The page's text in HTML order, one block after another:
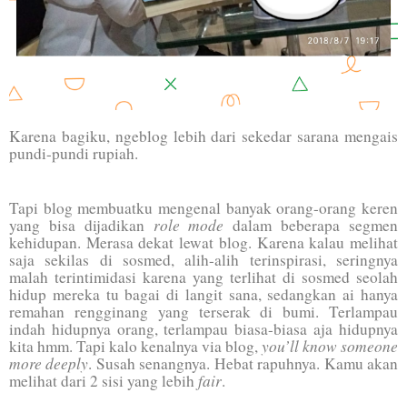
Karena bagiku, ngeblog lebih dari sekedar sarana mengais
pundi-pundi rupiah.
Tapi blog membuatku mengenal banyak orang-orang keren
yang bisa dijadikan role mode dalam beberapa segmen
kehidupan. Merasa dekat lewat blog. Karena kalau melihat
saja sekilas di sosmed, alih-alih terinspirasi, seringnya
malah terintimidasi karena yang terlihat di sosmed seolah
hidup mereka tu bagai di langit sana, sedangkan ai hanya
remahan rengginang yang terserak di bumi. Terlampau
indah hidupnya orang, terlampau biasa-biasa aja hidupnya
kita hmm. Tapi kalo kenalnya via blog,you’ll know someone
more deeply. Susah senangnya. Hebat rapuhnya. Kamu akan
melihat dari 2 sisi yang lebih fair.